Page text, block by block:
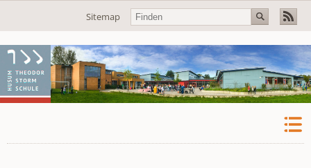
Navigation
Sitemap